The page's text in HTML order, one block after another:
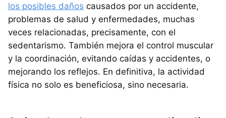
los posibles daños causados por un accidente,
problemas de salud y enfermedades, muchas
veces relacionadas, precisamente, con el
sedentarismo. También mejora el control muscular
y la coordinación, evitando caídas y accidentes, o
mejorando los reflejos. En definitiva, la actividad
física no solo es beneficiosa, sino necesaria.